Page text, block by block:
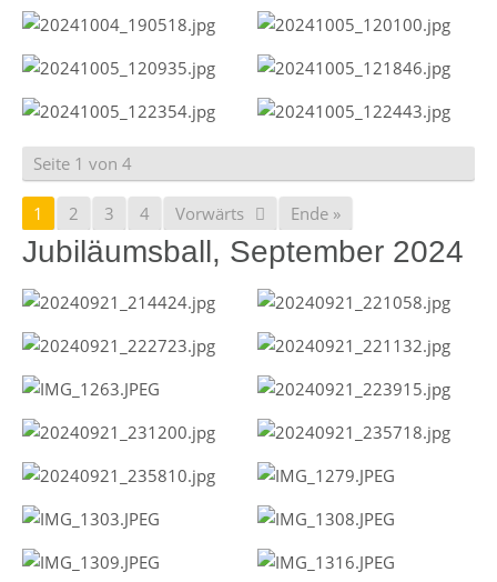
Seite 1 von 4
1 2 3 4 Vorwärts Ende »
Jubiläumsball, September 2024